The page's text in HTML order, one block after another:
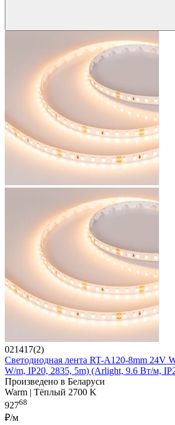
021417(2)
Светодиодная лента RT-A120-8mm 24V
W/m, IP20, 2835, 5m) (Arlight, 9.6 Вт/м,
Произведено в Беларуси
Warm | Тёплый 2700 K
92768
₽/м